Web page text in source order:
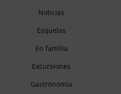
Noticias
Esquelas
En familia
Excursiones
Gastronomía